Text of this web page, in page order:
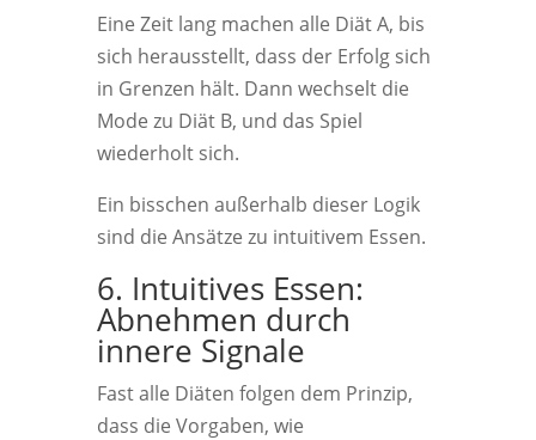
Eine Zeit lang machen alle Diät A, bis
sich herausstellt, dass der Erfolg sich
in Grenzen hält. Dann wechselt die
Mode zu Diät B, und das Spiel
wiederholt sich.
Ein bisschen außerhalb dieser Logik
sind die Ansätze zu intuitivem Essen.
6. Intuitives Essen:
Abnehmen durch
innere Signale
Fast alle Diäten folgen dem Prinzip,
dass die Vorgaben, wie